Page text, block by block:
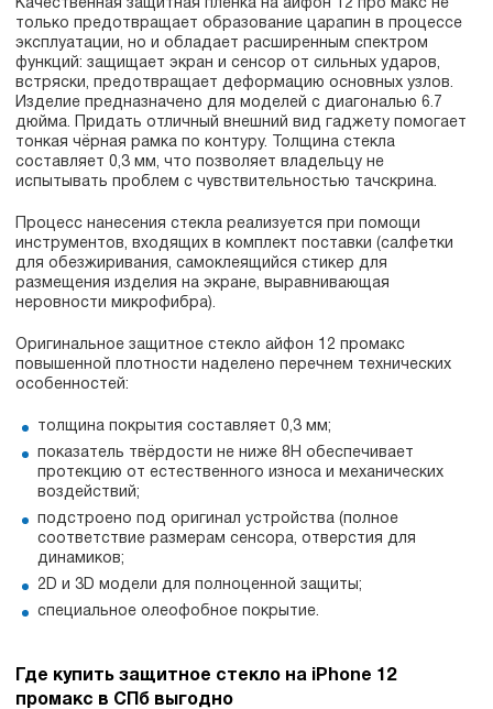
Качественная защитная пленка на айфон 12 про макс не
только предотвращает образование царапин в процессе
эксплуатации, но и обладает расширенным спектром
функций: защищает экран и сенсор от сильных ударов,
встряски, предотвращает деформацию основных узлов.
Изделие предназначено для моделей с диагональю 6.7
дюйма. Придать отличный внешний вид гаджету помогает
тонкая чёрная рамка по контуру. Толщина стекла
составляет 0,3 мм, что позволяет владельцу не
испытывать проблем с чувствительностью тачскрина.
Процесс нанесения стекла реализуется при помощи
инструментов, входящих в комплект поставки (салфетки
для обезжиривания, самоклеящийся стикер для
размещения изделия на экране, выравнивающая
неровности микрофибра).
Оригинальное защитное стекло айфон 12 промакс
повышенной плотности наделено перечнем технических
особенностей:
толщина покрытия составляет 0,3 мм;
показатель твёрдости не ниже 8H обеспечивает
протекцию от естественного износа и механических
воздействий;
подстроено под оригинал устройства (полное
соответствие размерам сенсора, отверстия для
динамиков;
2D и 3D модели для полноценной защиты;
специальное олеофобное покрытие.
Где купить защитное стекло на iPhone 12
промакс в СПб выгодно